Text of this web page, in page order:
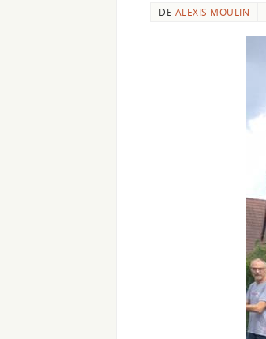
DE ALEXIS MOULIN